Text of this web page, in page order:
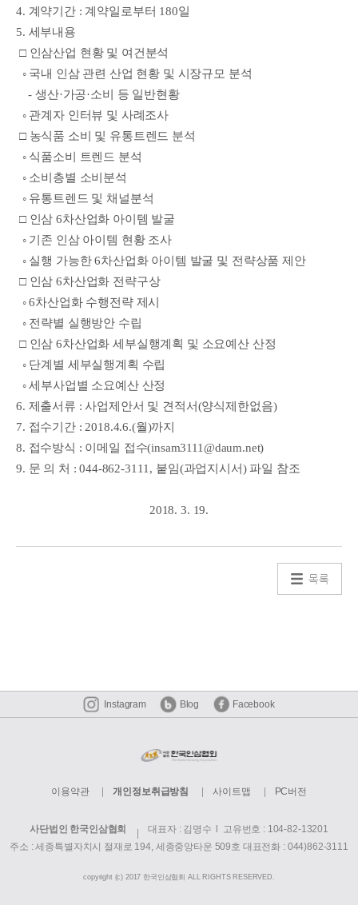
4. 계약기간 : 계약일로부터 180일
5. 세부내용
□인삼산업 현황 및 여건분석
◦ 국내 인삼 관련 산업 현황 및 시장규모 분석
- 생산·가공·소비 등 일반현황
◦ 관계자 인터뷰 및 사례조사
□ 농식품 소비 및 유통트렌드 분석
◦식품소비 트렌드 분석
◦소비층별 소비분석
◦유통트렌드 및 채널분석
□ 인삼 6차산업화 아이템 발굴
◦기존 인삼 아이템 현황 조사
◦실행 가능한 6차산업화 아이템 발굴 및 전략상품 제안
□ 인삼 6차산업화 전략구상
◦6차산업화 수행전략 제시
◦전략별 실행방안 수립
□ 인삼 6차산업화 세부실행계획 및 소요예산 산정
◦ 단계별 세부실행계획 수립
◦세부사업별 소요예산 산정
6. 제출서류 : 사업제안서 및 견적서(양식제한없음)
7. 접수기간 : 2018.4.6.(월)까지
8. 접수방식 : 이메일 접수(insam3111@daum.net)
9. 문 의 처 : 044-862-3111, 붙임(과업지시서) 파일 참조
2018. 3. 19.
목록
Instagram Blog Facebook
이용약관 개인정보취급방침 사이트맵 PC버전
사단법인 한국인삼협회
대표자 : 김명수 l 고유번호 : 104-82-13201
주소 : 세종특별자치시 절재로 194, 세종중앙타운 509호 대표전화 : 044)862-3111
copyright (c) 2017 한국인삼협회 ALL RIGHTS RESERVED.